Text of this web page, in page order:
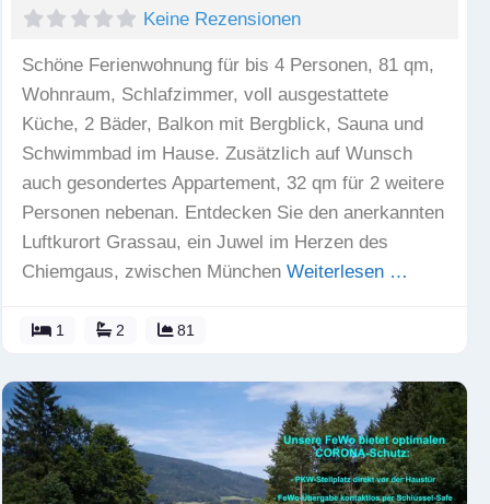
Keine Rezensionen
Schöne Ferienwohnung für bis 4 Personen, 81 qm,
Wohnraum, Schlafzimmer, voll ausgestattete
Küche, 2 Bäder, Balkon mit Bergblick, Sauna und
Schwimmbad im Hause. Zusätzlich auf Wunsch
auch gesondertes Appartement, 32 qm für 2 weitere
Personen nebenan. Entdecken Sie den anerkannten
Luftkurort Grassau, ein Juwel im Herzen des
Chiemgaus, zwischen München Weiterlesen …
1 2 81